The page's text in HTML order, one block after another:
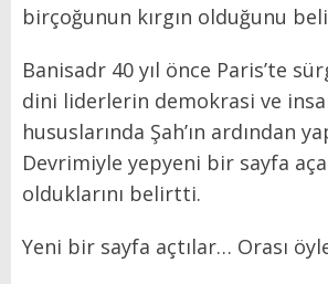
birçoğunun kırgın olduğunu
Banisadr 40 yıl önce Paris’te
dini liderlerin demokrasi ve
hususlarında Şah’ın ardından
Devrimiyle yepyeni bir sayfa
olduklarını belirtti.
Yeni bir sayfa açtılar… Orası